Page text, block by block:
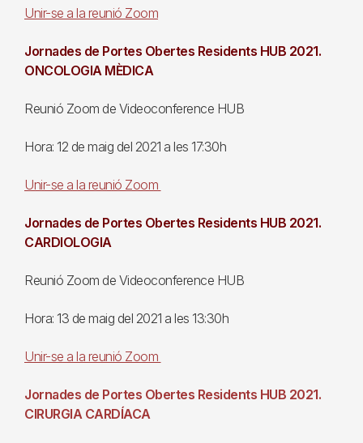
Unir-se a la reunió Zoom
Jornades de Portes Obertes Residents HUB 2021.
ONCOLOGIA MÈDICA
Reunió Zoom de Videoconference HUB
Hora: 12 de maig del 2021 a les 17:30h
Unir-se a la reunió Zoom
Jornades de Portes Obertes Residents HUB 2021.
CARDIOLOGIA
Reunió Zoom de Videoconference HUB
Hora: 13 de maig del 2021 a les 13:30h
Unir-se a la reunió Zoom
Jornades de Portes Obertes Residents HUB 2021.
CIRURGIA CARDÍACA